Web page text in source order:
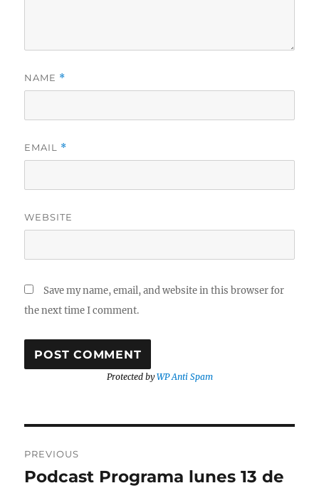
NAME *
EMAIL *
WEBSITE
Save my name, email, and website in this browser for
the next time I comment.
Protected byWP Anti Spam
navigation
PREVIOUS
Previous
Podcast Programa lunes 13 de